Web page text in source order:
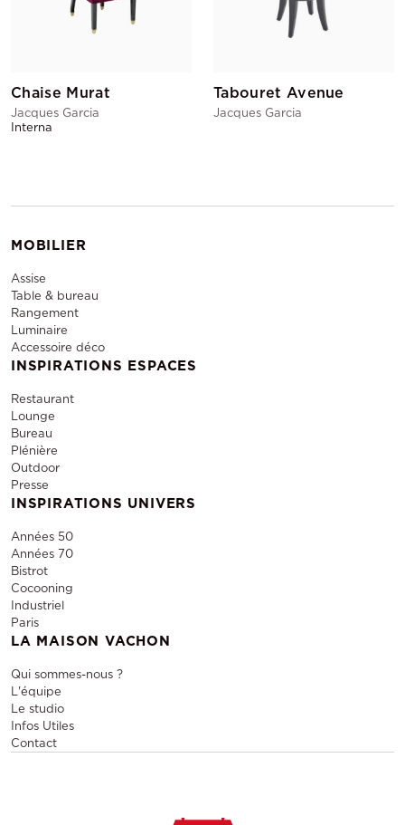
Chaise Murat
Jacques Garcia
Interna
Tabouret Avenue
Jacques Garcia
MOBILIER
Assise
Table & bureau
Rangement
Luminaire
Accessoire déco
INSPIRATIONS ESPACES
Restaurant
Lounge
Bureau
Plénière
Outdoor
Presse
INSPIRATIONS UNIVERS
Années 50
Années 70
Bistrot
Cocooning
Industriel
Paris
LA MAISON VACHON
Qui sommes-nous ?
L'équipe
Le studio
Infos Utiles
Contact